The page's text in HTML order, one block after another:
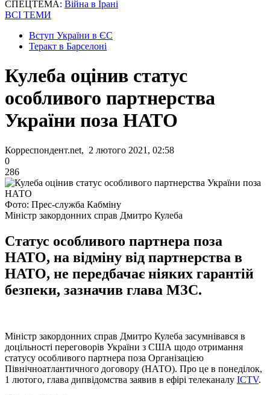
СПЕЦТЕМА: Війна в Ірані
ВСІ ТЕМИ
Вступ України в ЄС
Теракт в Барселоні
Кулеба оцінив статус
особливого партнерства
України поза НАТО
Корреспондент.net, 2 лютого 2021, 02:58
0
286
Фото: Прес-служба Кабміну
Міністр закордонних справ Дмитро Кулеба
Статус особливого партнера поза
НАТО, на відміну від партнерства в
НАТО, не передбачає ніяких гарантій
безпеки, зазначив глава МЗС.
Міністр закордонних справ Дмитро Кулеба засумнівався в
доцільності переговорів України з США щодо отримання
статусу особливого партнера поза Організацією
Північноатлантичного договору (НАТО). Про це в понеділок,
1 лютого, глава дипвідомства заявив в ефірі телеканалу ICTV.